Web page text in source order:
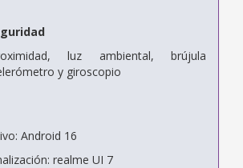
luz ambiental, brújula
y giroscopio
Android 16
realme UI 7